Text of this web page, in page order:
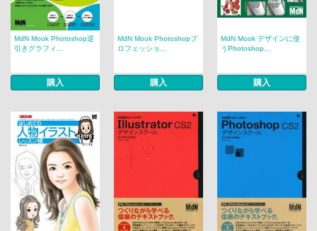
MdN Mook Photoshop逆
引きグラフィ...
購入
MdN Mook Photoshopプ
ロフェッショ...
購入
MdN Mook デザインに使
うPhotoshop...
購入